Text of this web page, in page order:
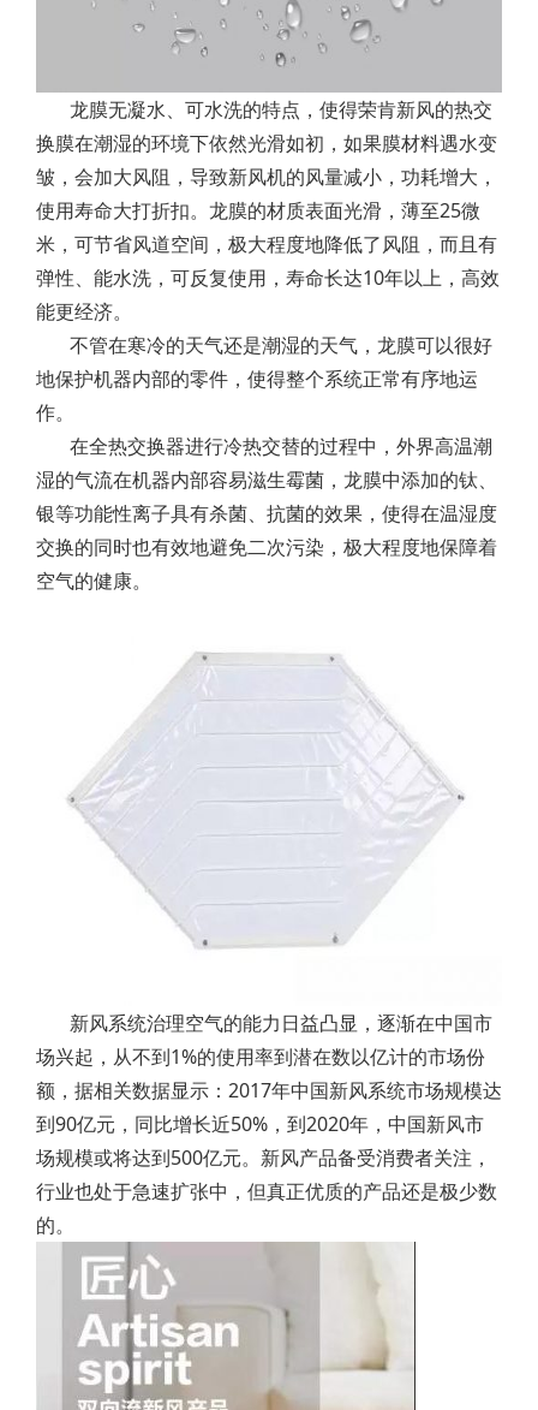
龙膜无凝水、可水洗的特点，使得荣肯新风的热交
换膜在潮湿的环境下依然光滑如初，如果膜材料遇水变
皱，会加大风阻，导致新风机的风量减小，功耗增大，
使用寿命大打折扣。龙膜的材质表面光滑，薄至25微
米，可节省风道空间，极大程度地降低了风阻，而且有
弹性、能水洗，可反复使用，寿命长达10年以上，高效
能更经济。
不管在寒冷的天气还是潮湿的天气，龙膜可以很好
地保护机器内部的零件，使得整个系统正常有序地运
作。
在全热交换器进行冷热交替的过程中，外界高温潮
湿的气流在机器内部容易滋生霉菌，龙膜中添加的钛、
银等功能性离子具有杀菌、抗菌的效果，使得在温湿度
交换的同时也有效地避免二次污染，极大程度地保障着
空气的健康。
新风系统治理空气的能力日益凸显，逐渐在中国市
场兴起，从不到1%的使用率到潜在数以亿计的市场份
额，据相关数据显示：2017年中国新风系统市场规模达
到90亿元，同比增长近50%，到2020年，中国新风市
场规模或将达到500亿元。新风产品备受消费者关注，
行业也处于急速扩张中，但真正优质的产品还是极少数
的。